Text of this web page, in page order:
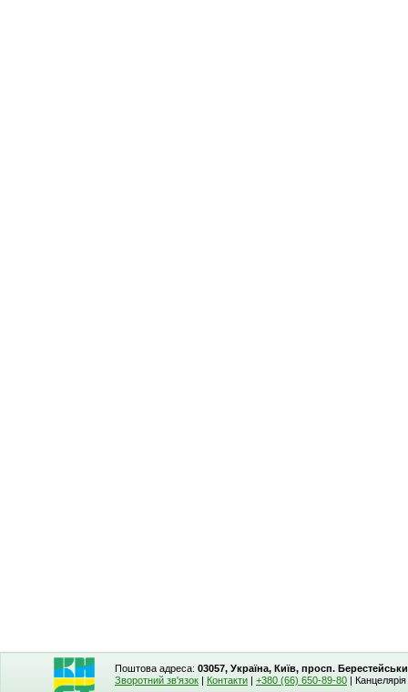
Поштова адреса: 03057, Україна, Київ, просп.
Зворотний зв'язок | Контакти | +380 (66) 650-89-80 | Канцелярія